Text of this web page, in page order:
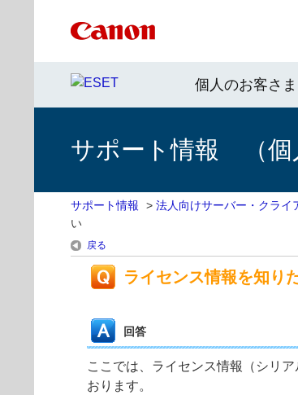
個人のお客さま
サポート情報 （個
サポート情報 > 法人向けサーバー・クライ
い
戻る
ライセンス情報を知り
回答
ここでは、ライセンス情報（シリ
おります。